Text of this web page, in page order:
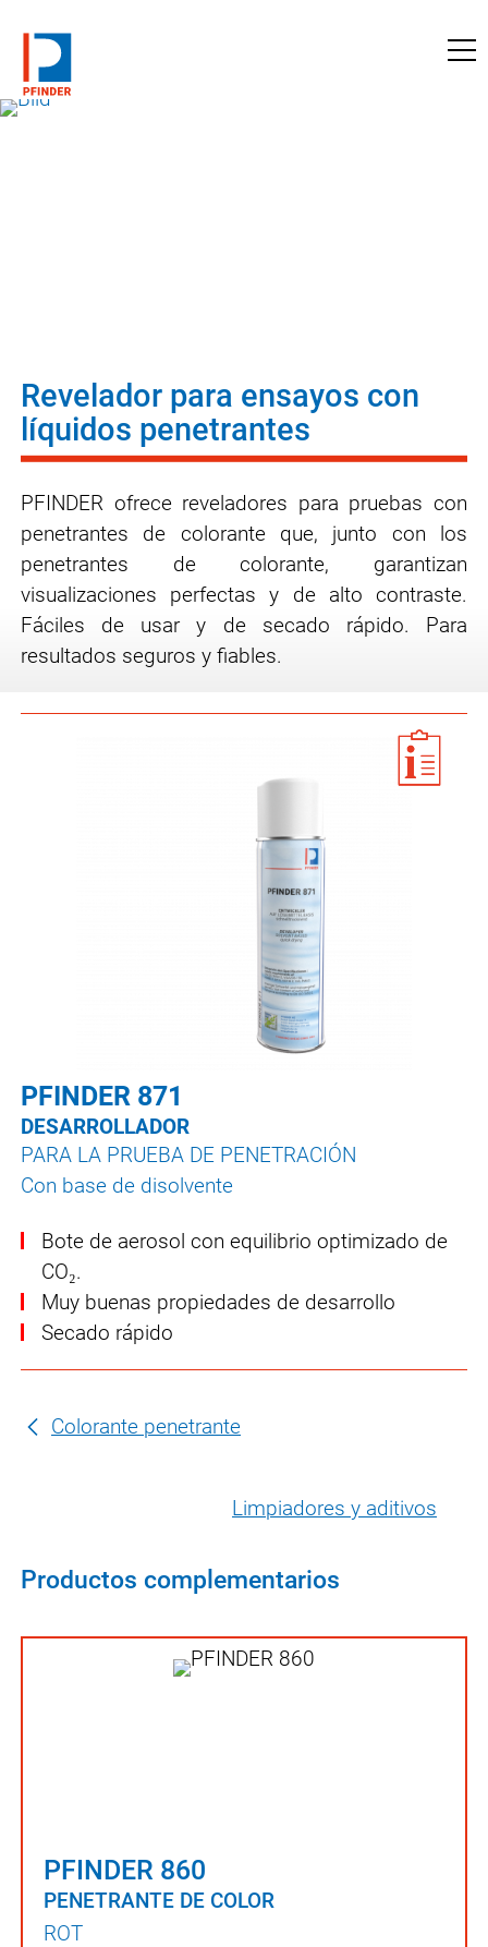
Revelador para ensayos con
líquidos penetrantes
PFINDER ofrece reveladores para pruebas con
penetrantes de colorante que, junto con los
penetrantes de colorante, garantizan
visualizaciones perfectas y de alto contraste.
Fáciles de usar y de secado rápido. Para
resultados seguros y fiables.
PFINDER 871
DESARROLLADOR
PARA LA PRUEBA DE PENETRACIÓN
Con base de disolvente
Bote de aerosol con equilibrio optimizado de
CO₂.
Muy buenas propiedades de desarrollo
Secado rápido
Colorante penetrante
Limpiadores y aditivos
Productos complementarios
PFINDER 860
PENETRANTE DE COLOR
ROT